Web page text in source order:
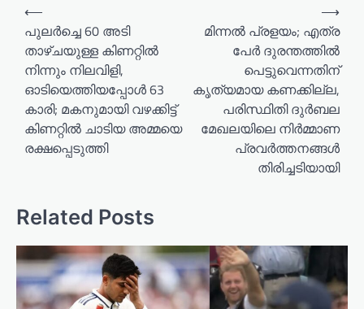
⟵
പുലർച്ചെ 60 അടി
താഴ്ചയുള്ള കിണറ്റിൽ
നിന്നും നിലവിളി,
ഓടിയെത്തിയപ്പോൾ 63
കാരി; മകനുമായി വഴക്കിട്ട്
കിണറ്റിൽ ചാടിയ അമ്മയെ
രക്ഷപ്പെടുത്തി
മിന്നല്‍ പ്രളയം; എത്ര
പേർ ദുരന്തത്തില്‍
പെട്ടുവെന്നതിന്
കൃത്യമായ കണക്കില്ല,
പരിസ്ഥിതി ദുർബല
മേഖലയിലെ നിർമ്മാണ
പ്രവർത്തനങ്ങൾ
തിരിച്ചടിയായി
⟶
Related Posts